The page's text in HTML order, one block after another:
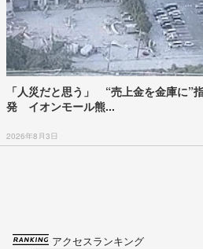
「人災だと思う」 “売上金を金庫に”
発 イオンモール熊...
2026年8月3日
アクセスランキング